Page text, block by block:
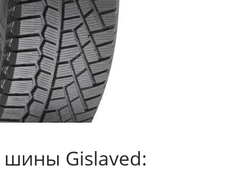
шины Gislaved: